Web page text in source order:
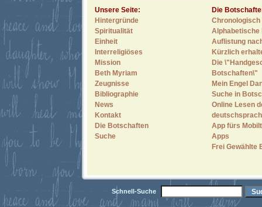
Unsere Seite:
Hintergründe
Spiritualität
Einheit
Interreligiöses
Mission
Beth Myriam
Zeugnisse
Bibliographie
News
Kontakt
Die Botschaften
Suche
Die
Alphabetische
Auflistung
Kürzlich
Die
Botschaften\"
Mein Engel
Suche in
Online Lesen
App fürs
Apps
Frei Gewählte
Schnell-Suche